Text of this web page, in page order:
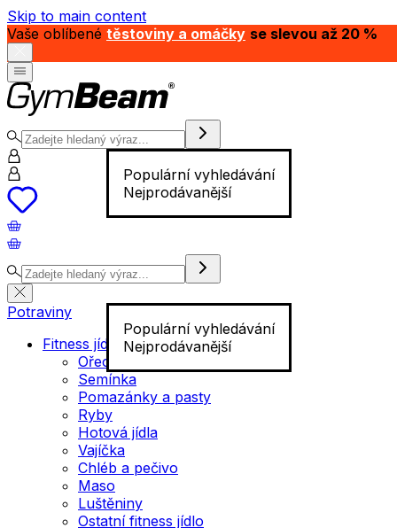
Skip to main content
Vaše oblíbené těstoviny a omáčky se slevou až 20 %
Populární vyhledávání
Nejprodávanější
Populární vyhledávání
Nejprodávanější
Potraviny
Fitness jídlo
Ořechy
Semínka
Pomazánky a pasty
Ryby
Hotová jídla
Vajíčka
Chléb a pečivo
Maso
Luštěniny
Ostatní fitness jídlo